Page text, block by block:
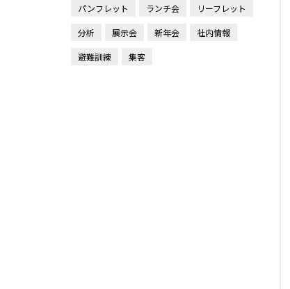
パンフレット ランチ会 リーフレット
分析 展示会 新年会 社内情報
避難訓練 集客